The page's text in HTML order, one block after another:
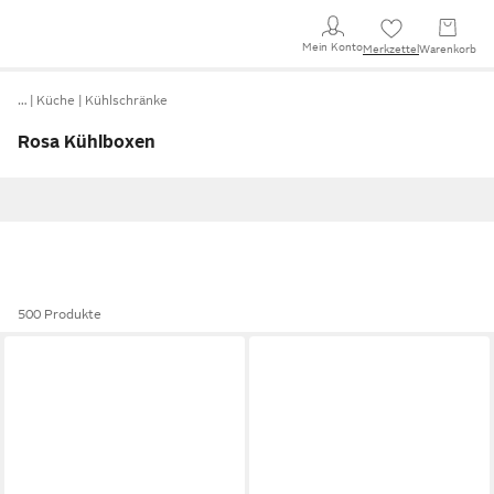
Mein KontoMerkzettel Warenkorb
… Küche Kühlschränke
Rosa Kühlboxen
500 Produkte